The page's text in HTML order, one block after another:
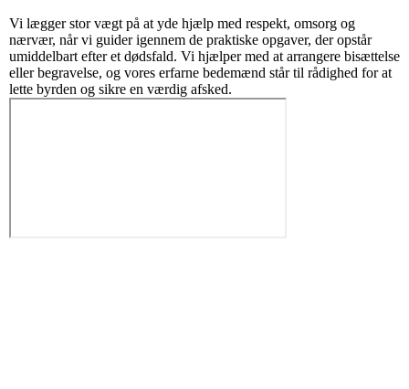
Vi lægger stor vægt på at yde hjælp med respekt, omsorg og
nærvær, når vi guider igennem de praktiske opgaver, der opstår
umiddelbart efter et dødsfald. Vi hjælper med at arrangere bisættelse
eller begravelse, og vores erfarne bedemænd står til rådighed for at
lette byrden og sikre en værdig afsked.